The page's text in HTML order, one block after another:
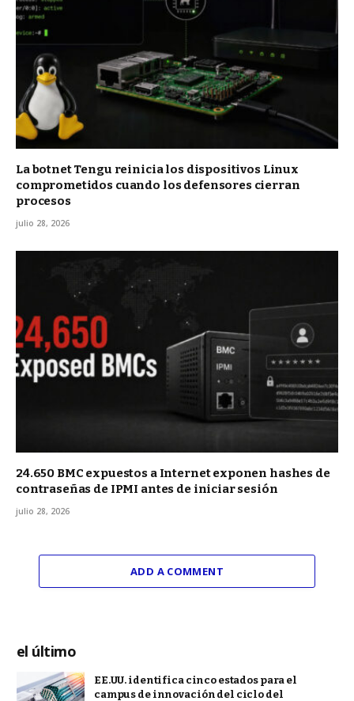
La botnet Tengu reinicia los dispositivos Linux
comprometidos cuando los defensores cierran
procesos
julio 28, 2026
24.650 BMC expuestos a Internet exponen hashes de
contraseñas de IPMI antes de iniciar sesión
julio 28, 2026
ADD A COMMENT
el último
EE.UU. identifica cinco estados para el
campus de innovación del ciclo del